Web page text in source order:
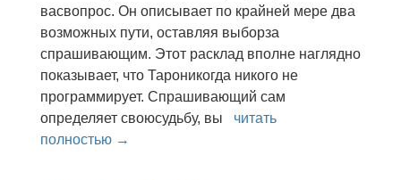
васвопрос. Он описывает по крайней мере два
возможных пути, оставляя выборза
спрашивающим. Этот расклад вполне наглядно
показывает, что Тароникогда никого не
программирует. Спрашивающий сам
определяет своюсудьбу, вы читать
полностью →